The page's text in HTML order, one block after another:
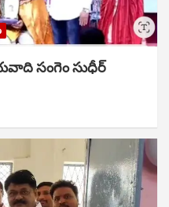
సంగెం సుధీర్